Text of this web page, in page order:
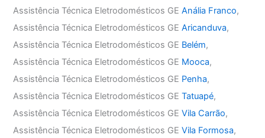
Assistência Técnica Eletrodomésticos GEAnália Franco,
Assistência Técnica Eletrodomésticos GEAricanduva,
Assistência Técnica Eletrodomésticos GE Belém,
Assistência Técnica Eletrodomésticos GE Mooca,
Assistência Técnica Eletrodomésticos GE Penha,
Assistência Técnica Eletrodomésticos GETatuapé,
Assistência Técnica Eletrodomésticos GEVila Carrão,
Assistência Técnica Eletrodomésticos GEVila Formosa,